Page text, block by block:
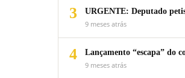
3
URGENTE: Deputado
9 meses atrás
4
Lançamento “escapa” do
9 meses atrás